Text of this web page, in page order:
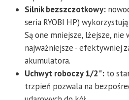
Silnik bezszczotkowy:
seria RYOBI HP)
Są one mniejsze, lżejsze, nie
najważniejsze - efektywniej
akumulatora.
Uchwyt roboczy 1/2": to
trzpień pozwala na